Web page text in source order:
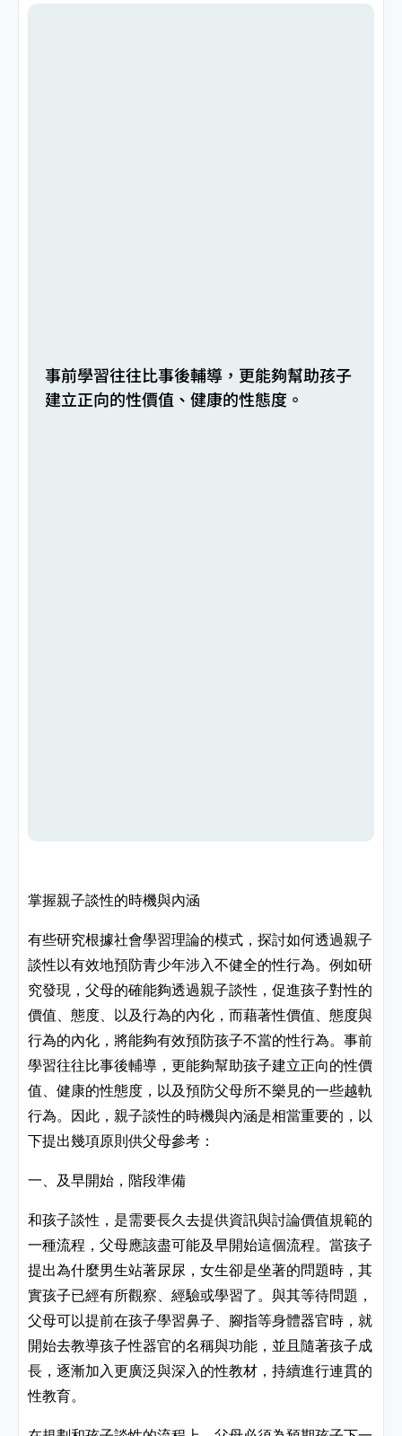
事前學習往往比事後輔導，更能夠幫助孩子
建立正向的性價值、健康的性態度。
掌握親子談性的時機與內涵
有些研究根據社會學習理論的模式，探討如何透過親子
談性以有效地預防青少年涉入不健全的性行為。例如研
究發現，父母的確能夠透過親子談性，促進孩子對性的
價值、態度、以及行為的內化，而藉著性價值、態度與
行為的內化，將能夠有效預防孩子不當的性行為。事前
學習往往比事後輔導，更能夠幫助孩子建立正向的性價
值、健康的性態度，以及預防父母所不樂見的一些越軌
行為。因此，親子談性的時機與內涵是相當重要的，以
下提出幾項原則供父母參考：
一、及早開始，階段準備
和孩子談性，是需要長久去提供資訊與討論價值規範的
一種流程，父母應該盡可能及早開始這個流程。當孩子
提出為什麼男生站著尿尿，女生卻是坐著的問題時，其
實孩子已經有所觀察、經驗或學習了。與其等待問題，
父母可以提前在孩子學習鼻子、腳指等身體器官時，就
開始去教導孩子性器官的名稱與功能，並且隨著孩子成
長，逐漸加入更廣泛與深入的性教材，持續進行連貫的
性教育。